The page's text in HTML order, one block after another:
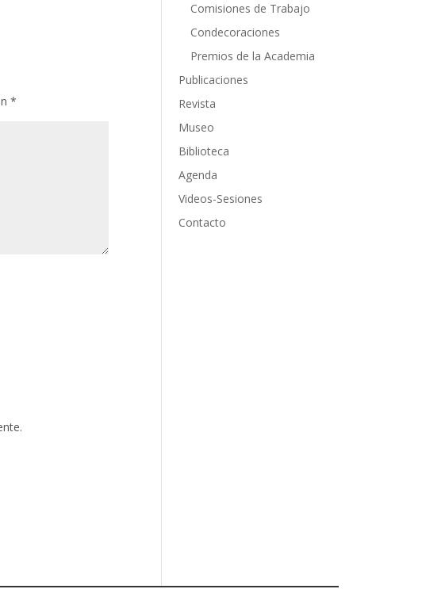
*
Comisiones de Trabajo
Condecoraciones
Premios de la Academia
Publicaciones
Revista
Museo
Biblioteca
Agenda
Videos-Sesiones
Contacto